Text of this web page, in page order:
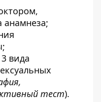
анамнеза;
вида
тест).